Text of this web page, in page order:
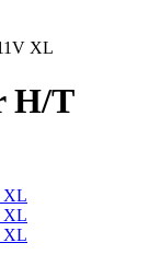
XL
H/T